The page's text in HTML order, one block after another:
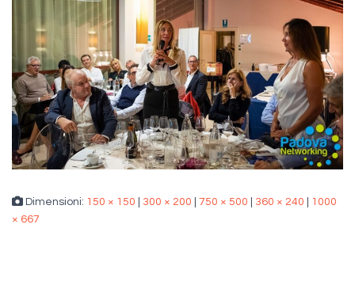
Dimensioni: 150 × 150 300 × 200 750 × 500 360 × 240
1000
× 667